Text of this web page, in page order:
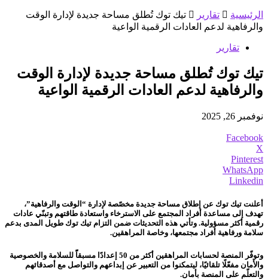
الرئيسية تقارير
تيك توك تُطلق مساحة جديدة لإدارة الوقت
والرفاهية لدعم العادات الرقمية الواعية
تقارير
تيك توك تُطلق مساحة جديدة لإدارة الوقت
والرفاهية لدعم العادات الرقمية الواعية
نوفمبر 26, 2025
Facebook
X
Pinterest
WhatsApp
Linkedin
أعلنت تيك توك عن إطلاق مساحة جديدة مخصّصة لإدارة “الوقت والرفاهية”،
تهدف إلى مساعدة أفراد المجتمع على الاسترخاء واستعادة طاقتهم وتبنّي عادات
رقمية أكثر مسؤولية. وتأتي هذه التحديثات ضمن التزام تيك توك طويل المدى بدعم
سلامة ورفاهية أفراد مجتمعها، وخاصة المراهقين.
وتوفّر المنصة لحسابات المراهقين أكثر من 50 إعدادًا مسبقاًً للسلامة والخصوصية
والأمان مفعّلًا تلقائيًا، ليتمكنوا من التعبير عن إبداعهم والتواصل مع أصدقائهم
والتعلّم على المنصة بأمان.